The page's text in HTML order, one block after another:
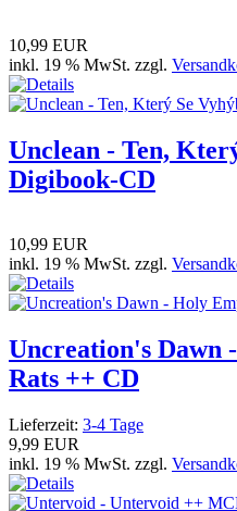
10,99 EUR
inkl. 19 % MwSt. zzgl.
Unclean - Ten,
Digibook-CD
10,99 EUR
inkl. 19 % MwSt. zzgl.
Uncreation's Dawn
Rats ++ CD
Lieferzeit: 3-4 Tage
9,99 EUR
inkl. 19 % MwSt. zzgl.